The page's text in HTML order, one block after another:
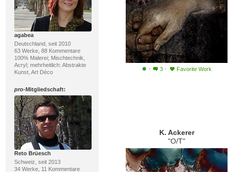
agabea
Deutschland, seit 2010
63 Werke, 88 Kommentare
100% Malerei; Mischtechnik,
Acryl; mehrheitlich: Abstrakte
Kunst, Art Déco
pro-Mitgliedschaft:
Reto Brüesch
Schweiz, seit 2013
34 Werke, 11 Kommentare
· 3 · Favorite Work
K. Ackerer
"O/T"